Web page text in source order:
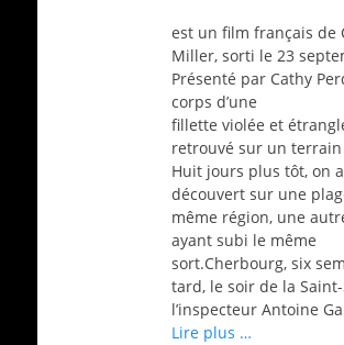
est un film français de
Miller, sorti le 23
Présenté par Cathy
corps d’une
fillette violée et
retrouvé sur un
Huit jours plus tôt, on
découvert sur une
même région, une
ayant subi le même
sort.Cherbourg, six
tard, le soir de la
l’inspecteur Antoine
Lire plus …